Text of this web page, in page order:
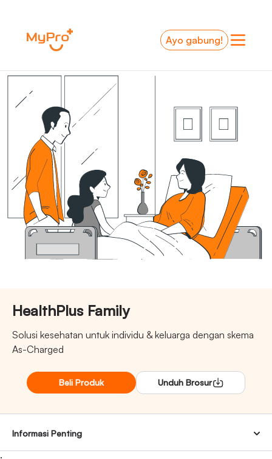
Ayo gabung! -
HealthPlus Family
Solusi kesehatan untuk individu & keluarga dengan skema
As-Charged
Beli Produk Unduh Brosur
Informasi Penting